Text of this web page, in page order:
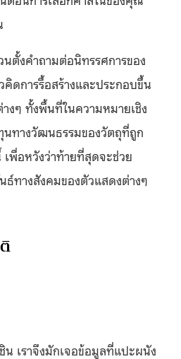
ตั้งคำถามต่อนิทรรศการของ
การรื้อสร้างและประกอบขึ้น
งๆ ทั้งพื้นที่ในความหมายเชิง
ทางวัฒนธรรมของวัตถุที่ถูก
พื่อหวังว่าท้ายที่สุดจะช่วย
ทางสังคมของตัวแสดงต่างๆ
น เราจึงมักเจอข้อมูลที่แปะผนัง